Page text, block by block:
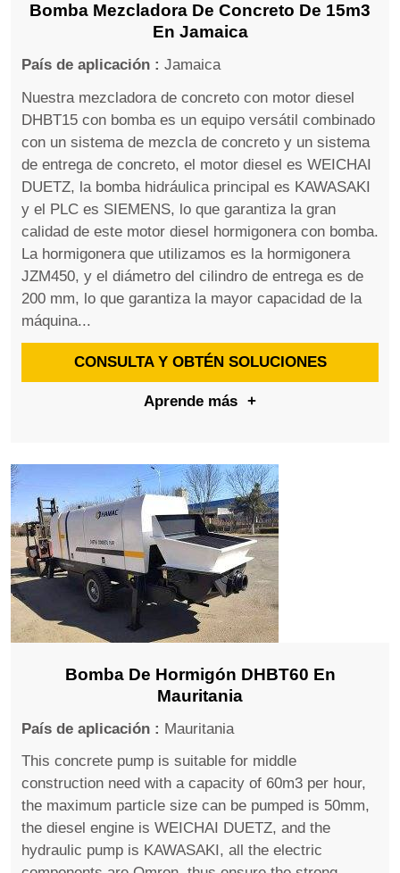
Bomba Mezcladora De Concreto De 15m3
En Jamaica
País de aplicación : Jamaica
Nuestra mezcladora de concreto con motor diesel
DHBT15 con bomba es un equipo versátil combinado
con un sistema de mezcla de concreto y un sistema
de entrega de concreto, el motor diesel es WEICHAI
DUETZ, la bomba hidráulica principal es KAWASAKI
y el PLC es SIEMENS, lo que garantiza la gran
calidad de este motor diesel hormigonera con bomba.
La hormigonera que utilizamos es la hormigonera
JZM450, y el diámetro del cilindro de entrega es de
200 mm, lo que garantiza la mayor capacidad de la
máquina...
CONSULTA Y OBTÉN SOLUCIONES
Aprende más +
Bomba De Hormigón DHBT60 En
Mauritania
País de aplicación : Mauritania
This concrete pump is suitable for middle
construction need with a capacity of 60m3 per hour,
the maximum particle size can be pumped is 50mm,
the diesel engine is WEICHAI DUETZ, and the
hydraulic pump is KAWASAKI, all the electric